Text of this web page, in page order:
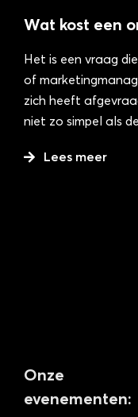
Wat kost een
Het is een vraag
of
zich heeft
niet zo simpel als
Lees meer
Onze
evenementen: